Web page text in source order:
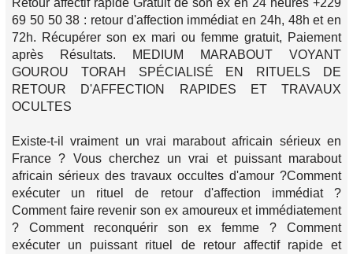
69 50 50 38 : retour d'affection immédiat en 24h, 48h et en
72h. Récupérer son ex mari ou femme gratuit, Paiement
après Résultats. MEDIUM MARABOUT VOYANT
GOUROU TORAH SPÉCIALISÉ EN RITUELS DE
RETOUR D'AFFECTION RAPIDES ET TRAVAUX
OCULTES
Existe-t-il vraiment un vrai marabout africain sérieux en
France ? Vous cherchez un vrai et puissant marabout
africain sérieux des travaux occultes d'amour ?Comment
exécuter un rituel de retour d'affection immédiat ?
Comment faire revenir son ex amoureux et immédiatement
? Comment reconquérir son ex femme ? Comment
exécuter un puissant rituel de retour affectif rapide et